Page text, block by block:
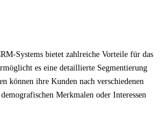
Systems bietet zahlreiche Vorteile für das
es eine detaillierte Segmentierung
können ihre Kunden nach verschiedenen
Merkmalen oder Interessen